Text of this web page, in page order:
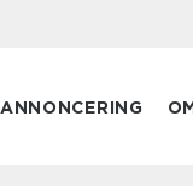
ANNONCERING